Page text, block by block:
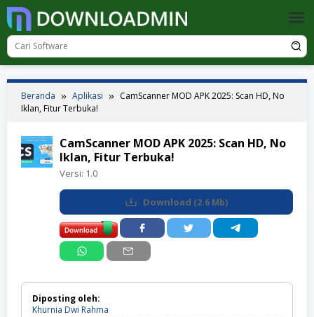
Loncat
ke
konten
Beranda Aplikasi
CamScanner MOD APK 2025: Scan HD, No
Iklan, Fitur Terbuka!
CamScanner MOD APK 2025: Scan HD, No
Iklan, Fitur Terbuka!
Versi: 1.0
Download (2.6 Mb)
Diposting oleh:
Khurnia Dwi Rahma